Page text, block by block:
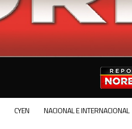
CYEN NACIONAL E INTERNACIONAL